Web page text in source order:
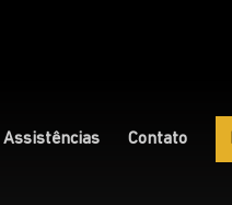
Assistências Contato